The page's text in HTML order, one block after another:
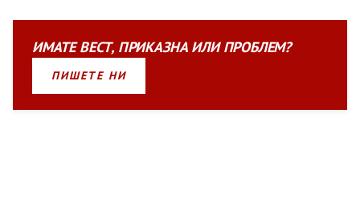
ИМАТЕВЕСТ, ПРИКАЗНАИЛИПРОБЛЕМ?
ПИШЕТЕ НИ